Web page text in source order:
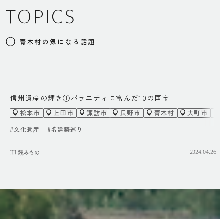
文化・芸術
林一石路（俳人）
○ 診療所：1
○ コンビニ：2
TOPICS
青木村の気になる話題
信州遺産の輝き①バラエティに富んだ10の国宝
松本市 上田市 諏訪市 長野市 青木村 大町市
#文化遺産 #名建築巡り
読みもの 2024.04.26